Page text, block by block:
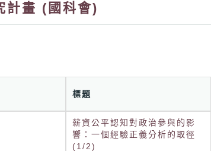
計畫 (國科會)
標題
薪資公平認知對政治參與的影
響：一個經驗正義分析的取徑
(1/2)